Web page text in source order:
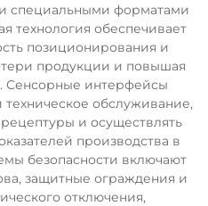
специальными форматами
технология обеспечивает
позиционирования и
продукции и повышая
Сенсорные интерфейсы
обслуживание,
и осуществлять
производства в
безопасности включают
защитные ограждения и
отключения,